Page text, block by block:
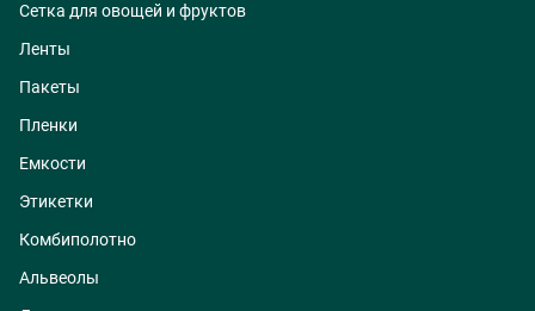
Сетка для овощей и фруктов
Ленты
Пакеты
Пленки
Емкости
Этикетки
Комбиполотно
Альвеолы